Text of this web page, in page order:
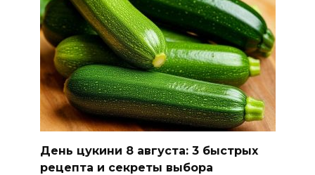
техногенных пожаров и 30
возгораний растительности
08 августа 2026 10:35
В Ростовской области
объявили штормовое
предупреждение из-за
высокого риска пожаров
День цукини 8 августа: 3 быстрых
рецепта и секреты выбора